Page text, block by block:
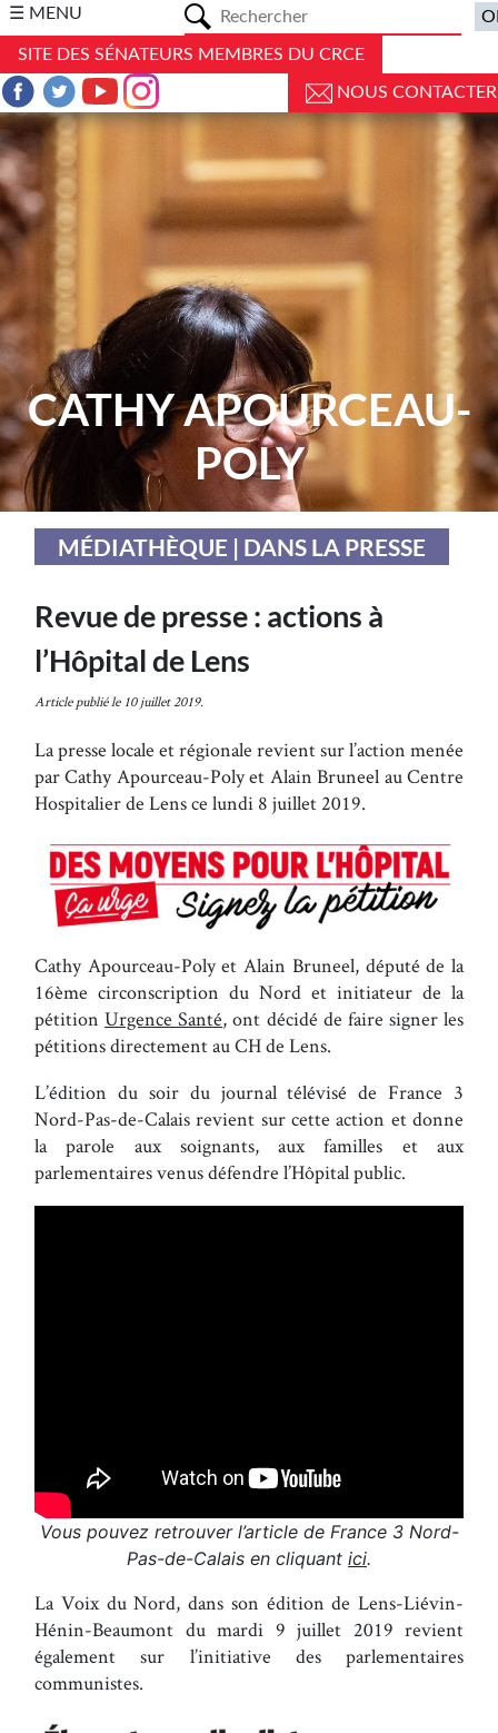
☰ MENU
SITE DES SÉNATEURS MEMBRES DU CRCE
NOUS CONTACTER
CATHY APOURCEAU-
POLY
MÉDIATHÈQUE | DANS LA PRESSE
Revue de presse : actions à
l’Hôpital de Lens
Article publié le 10 juillet 2019.
La presse locale et régionale revient sur l’action menée
par Cathy Apourceau-Poly et Alain Bruneel au Centre
Hospitalier de Lens ce lundi 8 juillet 2019.
Cathy Apourceau-Poly et Alain Bruneel, député de la
16ème circonscription du Nord et initiateur de la
pétitionUrgence Santé, ont décidé de faire signer les
pétitions directement au CH de Lens.
L’édition du soir du journal télévisé de France 3
Nord-Pas-de-Calais revient sur cette action et donne
la parole aux soignants, aux familles et aux
parlementaires venus défendre l’Hôpital public.
Vous pouvez retrouver l’article de France 3 Nord-
Pas-de-Calais en cliquant ici.
La Voix du Nord, dans son édition de Lens-Liévin-
Hénin-Beaumont du mardi 9 juillet 2019 revient
également sur l’initiative des parlementaires
communistes.